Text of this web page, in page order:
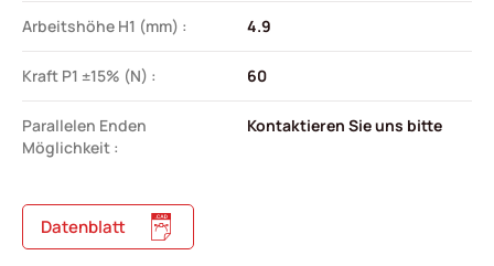
Arbeitshöhe H1 (mm) : 4.9
Kraft P1 ±15% (N) : 60
Parallelen Enden
Möglichkeit :
Kontaktieren Sie uns bitte
Datenblatt